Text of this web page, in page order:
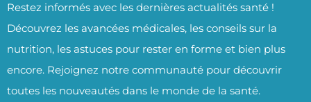
Restez informés avec les dernières actualités santé !
Découvrez les avancées médicales, les conseils sur la
nutrition, les astuces pour rester en forme et bien plus
encore. Rejoignez notre communauté pour découvrir
toutes les nouveautés dans le monde de la santé.